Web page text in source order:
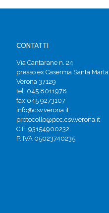
CONTATTI
Via Cantarane n. 24
presso ex Caserma Santa Marta
Verona 37129
tel. 045 8011978
fax 045 9273107
info@csv.verona.it
protocollo@pec.csv.verona.it
C.F. 93154900232
P. IVA 05023740235